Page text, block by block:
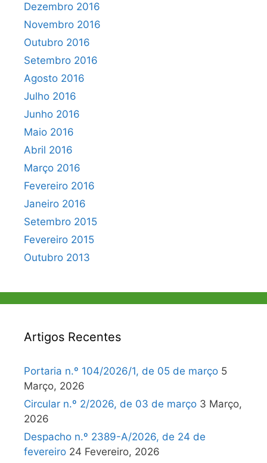
Dezembro 2016
Novembro 2016
Outubro 2016
Setembro 2016
Agosto 2016
Julho 2016
Junho 2016
Maio 2016
Abril 2016
Março 2016
Fevereiro 2016
Janeiro 2016
Setembro 2015
Fevereiro 2015
Outubro 2013
Artigos Recentes
Portaria n.º 104/2026/1, de 05 de março 5
Março, 2026
Circular n.º 2/2026, de 03 de março 3 Março,
2026
Despacho n.º 2389-A/2026, de 24 de
fevereiro 24 Fevereiro, 2026